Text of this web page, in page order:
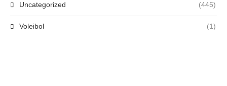
Uncategorized (445)
Voleibol (1)